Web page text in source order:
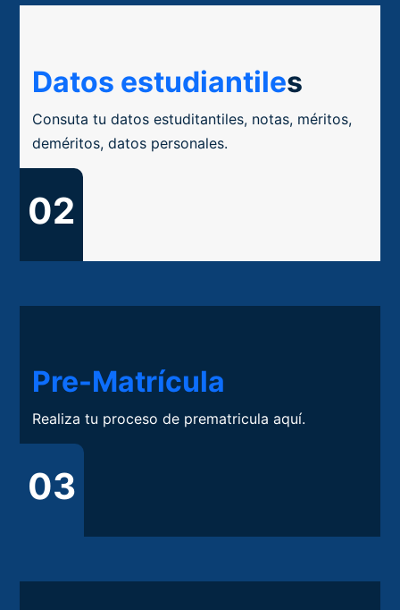
Datos estudiantiles
Consuta tu datos estuditantiles, notas, méritos,
deméritos, datos personales.
02
Pre-Matrícula
Realiza tu proceso de prematricula aquí.
03